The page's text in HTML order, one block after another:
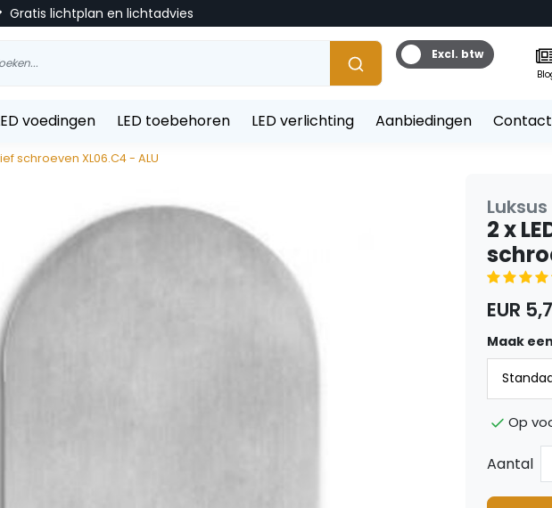
Gratis lichtplan en lichtadvies
Excl. btw
voedingen LED toebehoren LED verlichting Aanbiedingen
schroeven XL06.C4 - ALU
2 x
EUR
Maak
Op
Aantal